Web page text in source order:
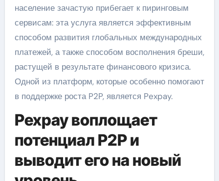
население зачастую прибегает к пиринговым
сервисам: эта услуга является эффективным
способом развития глобальных международных
платежей, а также способом восполнения бреши,
растущей в результате финансового кризиса.
Одной из платформ, которые особенно помогают
в поддержке роста P2P, является Pexpay.
Pexpay воплощает
потенциал P2P и
выводит его на новый